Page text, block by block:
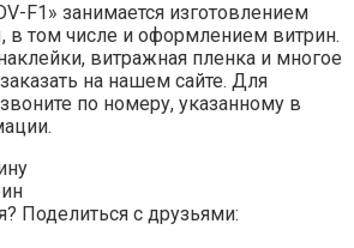
F1» занимается изготовлением
в том числе и оформлением витрин.
витражная пленка и многое
на нашем сайте. Для
по номеру, указанному в
Поделиться с друзьями: